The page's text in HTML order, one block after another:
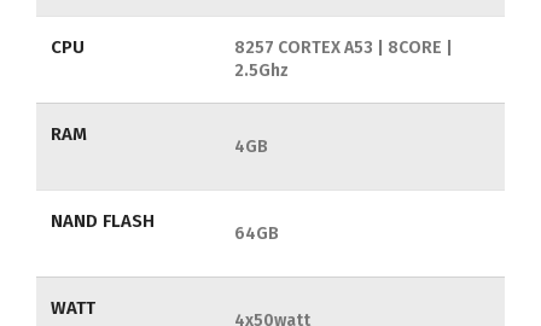
CPU
8257 CORTEX A53 | 8CORE |
2.5Ghz
RAM
4GB
NAND FLASH
64GB
WATT
4x50watt